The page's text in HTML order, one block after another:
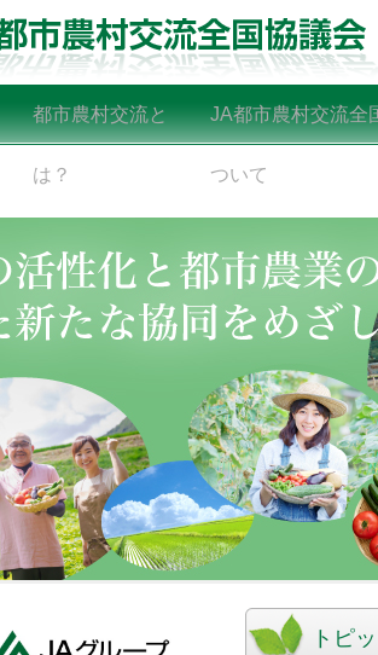
都市農村交流と
は？
JA都市農村交流全
ついて
トピ